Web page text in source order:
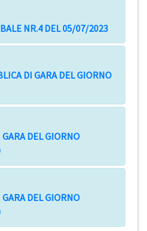
NR.4 DEL 05/07/2023
DI GARA DEL GIORNO
DEL GIORNO
DEL GIORNO